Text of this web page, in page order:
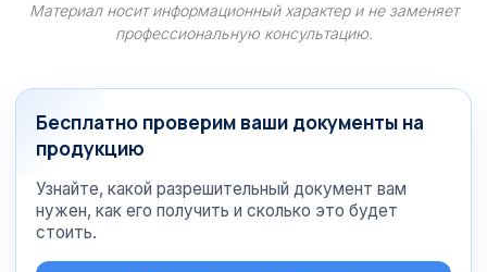
Материал носит информационный характер и не заменяет
профессиональную консультацию.
Бесплатно проверим ваши документы на
продукцию
Узнайте, какой разрешительный документ вам
нужен, как его получить и сколько это будет
стоить.